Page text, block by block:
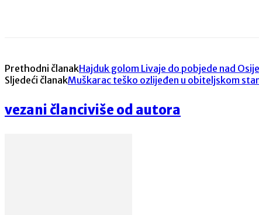
Prethodni članakHajduk golom Livaje do pobjede nad
Sljedeći članakMuškarac teško ozlijeđen u obiteljskom
vezani članciviše od autora